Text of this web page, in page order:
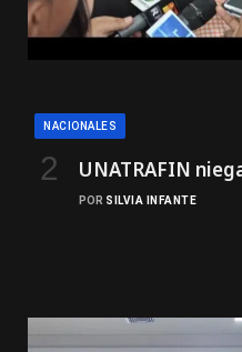
NACIONALES
UNATRAFIN
POR SILVIA INFANTE